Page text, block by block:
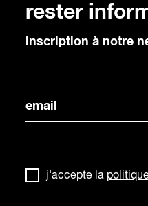
rester
inscription à notre
j'accepte la